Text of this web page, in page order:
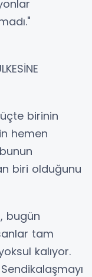
üçte birinin
hemen
biri olduğunu
bugün
tam
kalıyor.